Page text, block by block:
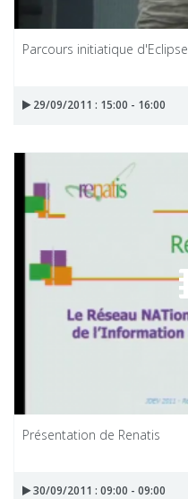
Parcours initiatique d'Eclipse
29/09/2011 : 15:00 - 16:00
Présentation de Renatis
30/09/2011 : 09:00 - 09:00